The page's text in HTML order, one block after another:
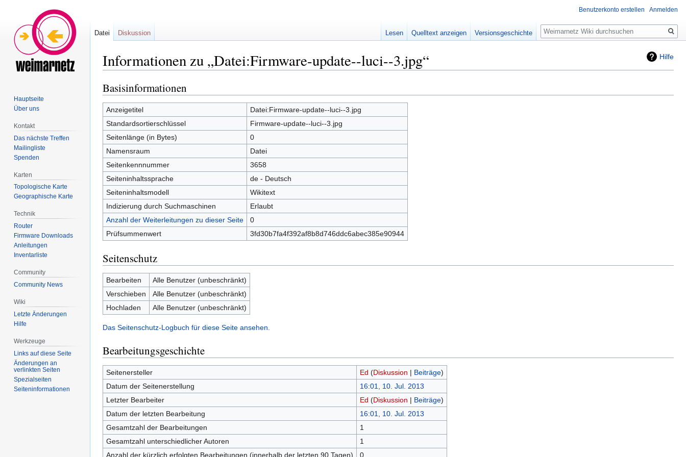
Hilfe
Informationen zu „Datei:Firmware-update--luci--3.jpg“
Zur
Navigation
springen
Zur
Suche
springen
Basisinformationen
Anzeigetitel
Datei:Firmware-update--luci--3.jpg
Standardsortierschlüssel
Firmware-update--luci--3.jpg
Seitenlänge (in Bytes)
0
Namensraum
Datei
Seitenkennnummer
3658
Seiteninhaltssprache
de - Deutsch
Seiteninhaltsmodell
Wikitext
Indizierung durch Suchmaschinen
Erlaubt
Anzahl der Weiterleitungen zu dieser Seite
0
Prüfsummenwert
3fd30b7fa4f392af8b8d746ddc6abec385e90944
Seitenschutz
Bearbeiten
Alle Benutzer (unbeschränkt)
Verschieben
Alle Benutzer (unbeschränkt)
Hochladen
Alle Benutzer (unbeschränkt)
Das Seitenschutz-Logbuch für diese Seite ansehen.
Bearbeitungsgeschichte
Seitenersteller Ed (Diskussion | Beiträge)
Datum der Seitenerstellung
16:01, 10. Jul. 2013
Letzter Bearbeiter
Ed (Diskussion | Beiträge)
Datum der letzten Bearbeitung
16:01, 10. Jul. 2013
Gesamtzahl der Bearbeitungen
1
Gesamtzahl unterschiedlicher Autoren
1
Anzahl der kürzlich erfolgten Bearbeitungen (innerhalb der letzten 90 Tagen)
0
Benutzerkonto erstellen Anmelden
Datei Diskussion Lesen Quelltext anzeigen Versionsgeschichte
Suche
Hauptseite
Über uns
Kontakt
Das nächste Treffen
Mailingliste
Spenden
Karten
Topologische Karte
Geographische Karte
Technik
Router
Firmware Downloads
Anleitungen
Inventarliste
Community
Community News
Wiki
Letzte Änderungen
Hilfe
Werkzeuge
Links auf diese Seite
Änderungen an
verlinkten Seiten
Spezialseiten
Seiten­informationen